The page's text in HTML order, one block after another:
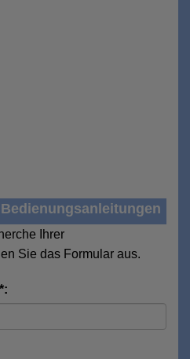
Ihrer
Sie das Formular aus.